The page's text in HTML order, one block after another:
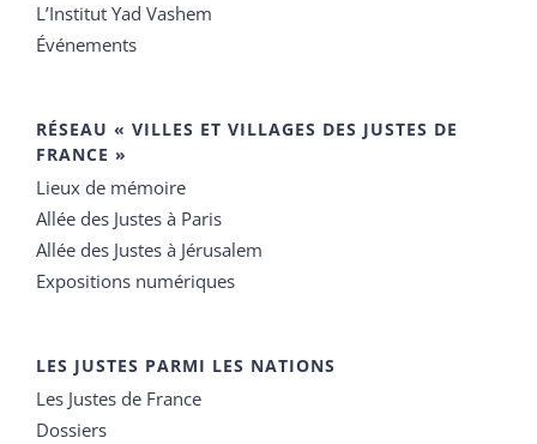
L’Institut Yad Vashem
Événements
RÉSEAU « VILLES ET VILLAGES DES JUSTES DE
FRANCE »
Lieux de mémoire
Allée des Justes à Paris
Allée des Justes à Jérusalem
Expositions numériques
LES JUSTES PARMI LES NATIONS
Les Justes de France
Dossiers